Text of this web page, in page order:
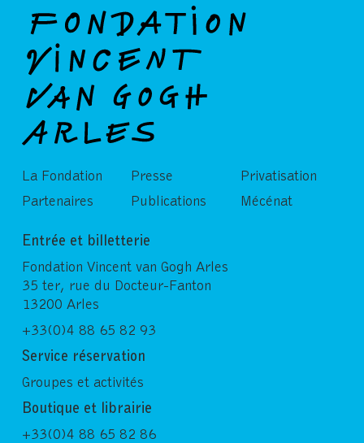
La Fondation
Partenaires
Presse
Publications
Privatisation
Mécénat
Entrée et billetterie
Fondation Vincent van Gogh Arles
35 ter, rue du Docteur-Fanton
13200 Arles
+33(0)4 88 65 82 93
Service réservation
Groupes et activités
Boutique et librairie
+33(0)4 88 65 82 86